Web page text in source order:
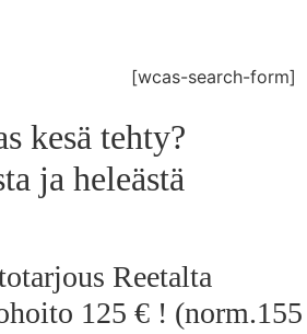
[wcas-search-form]
kesä tehty?
ja heleästä
Reetalta
125 € ! (norm.155